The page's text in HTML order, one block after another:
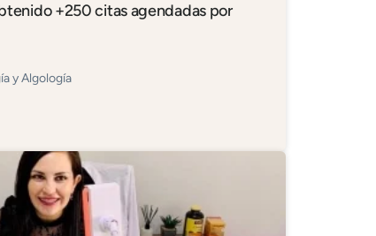
+250 citas agendadas por
y Algología